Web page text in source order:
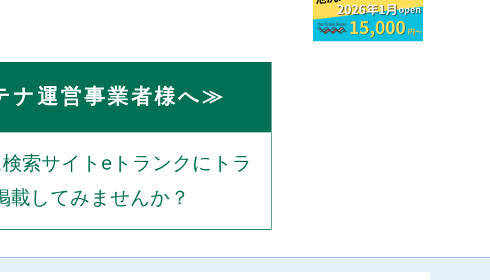
ナ運営事業者様へ≫
索サイトeトランクにトラ
載してみませんか？